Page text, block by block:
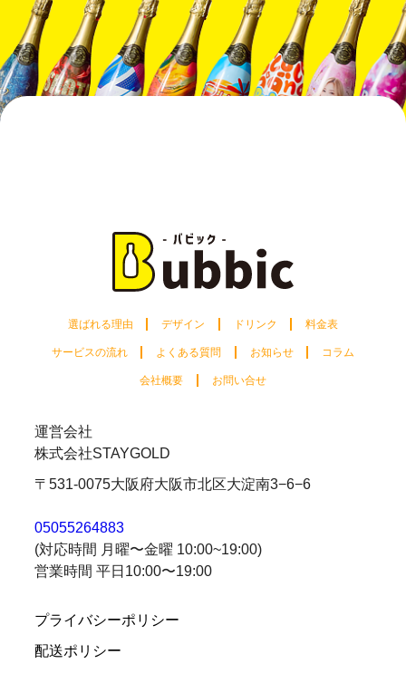
選ばれる理由 デザイン ドリンク 料金表
サービスの流れ よくある質問 お知らせ コラム
会社概要 お問い合せ
運営会社
株式会社STAYGOLD
〒531-0075大阪府大阪市北区大淀南3−6−6
05055264883
(対応時間 月曜〜金曜 10:00~19:00)
営業時間 平日10:00〜19:00
プライバシーポリシー
配送ポリシー